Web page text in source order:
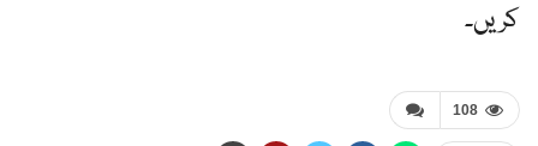
کریں۔
108